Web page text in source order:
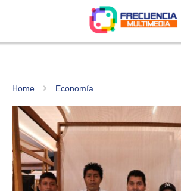
Home Economía